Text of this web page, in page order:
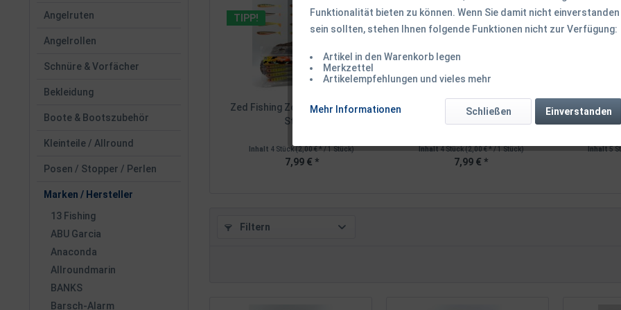
Angelruten
Angelrollen
Schnüre & Vorfächer
Bekleidung
Boote & Bootszubehör
Kleinteile / Allround
Posen / Stopper / Perlen
Marken / Hersteller
13 Fishing
ABU Garcia
Anaconda
Allroundmarin
BANKS
Barsch-Alarm
TIPP!
Zed Fishing Zocca Baits 10cm 4
Stück...
Inhalt 4 Stück (2,00 € * / 1 Stück)
7,99 € *
TIPP!
Zed Fishing Zocca Baits 13cm 3
Inhalt 4 Stück (2,00 € * / 1 Stück)
7,99 € *
TIPP!
Zed
Inhalt 5
Filtern
Funktionalität bieten zu können. Wenn Sie damit nicht einverstanden
sein sollten, stehen Ihnen folgende Funktionen nicht zur Verfügung:
Artikel in den Warenkorb legen
Merkzettel
Artikelempfehlungen und vieles mehr
Mehr Informationen Einverstanden
Schließen